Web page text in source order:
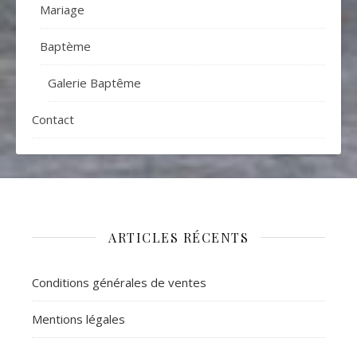
Mariage
Baptème
Galerie Baptême
Contact
ARTICLES RÉCENTS
Conditions générales de ventes
Mentions légales